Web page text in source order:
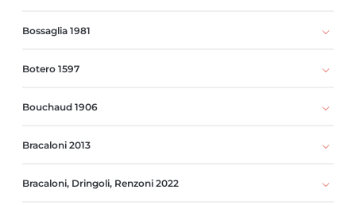
Bossaglia 1981
Botero 1597
Bouchaud 1906
Bracaloni 2013
Bracaloni, Dringoli, Renzoni 2022